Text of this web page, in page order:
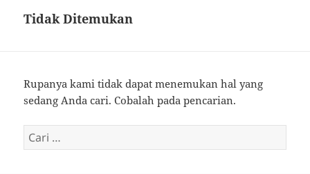
Tidak Ditemukan
Rupanya kami tidak dapat menemukan hal yang
sedang Anda cari. Cobalah pada pencarian.
Cari
untuk: